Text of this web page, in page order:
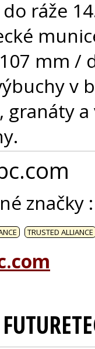
ráže
mm /
v
granáty
značky :
TRUSTED ALLIANCE